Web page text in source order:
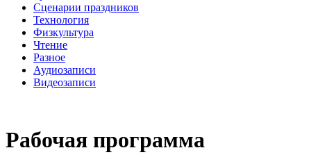
Сценарии праздников
Технология
Физкультура
Чтение
Разное
Аудиозаписи
Видеозаписи
Рабочая программа